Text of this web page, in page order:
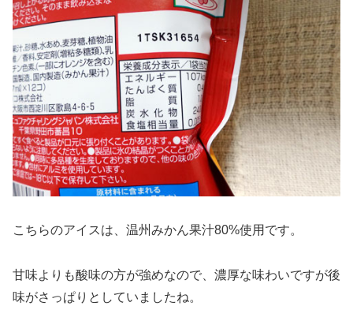
こちらのアイスは、温州みかん果汁80%使用です。
甘味よりも酸味の方が強めなので、濃厚な味わいですが後
味がさっぱりとしていましたね。